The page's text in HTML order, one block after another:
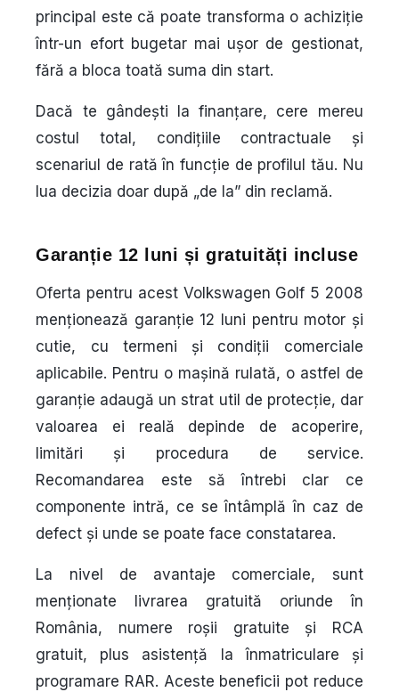
principal este că poate transforma o achiziție
într-un efort bugetar mai ușor de gestionat,
fără a bloca toată suma din start.
Dacă te gândești la finanțare, cere mereu
costul total, condițiile contractuale și
scenariul de rată în funcție de profilul tău. Nu
lua decizia doar după „de la” din reclamă.
Garanție 12 luni și gratuități incluse
Oferta pentru acest Volkswagen Golf 5 2008
menționează garanție 12 luni pentru motor și
cutie, cu termeni și condiții comerciale
aplicabile. Pentru o mașină rulată, o astfel de
garanție adaugă un strat util de protecție, dar
valoarea ei reală depinde de acoperire,
limitări și procedura de service.
Recomandarea este să întrebi clar ce
componente intră, ce se întâmplă în caz de
defect și unde se poate face constatarea.
La nivel de avantaje comerciale, sunt
menționate livrarea gratuită oriunde în
România, numere roșii gratuite și RCA
gratuit, plus asistență la înmatriculare și
programare RAR. Aceste beneficii pot reduce